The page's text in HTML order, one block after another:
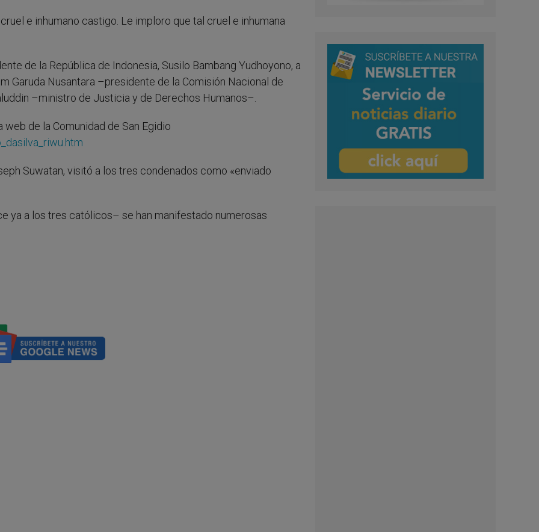
e inhumano castigo. Le imploro que tal cruel e inhumana
de la República de Indonesia, Susilo Bambang Yudhoyono, a
Garuda Nusantara –presidente de la Comisión Nacional de
–ministro de Justicia y de Derechos Humanos–.
de la Comunidad de San Egidio
Suwatan, visitó a los tres condenados como «enviado
ya a los tres católicos– se han manifestado numerosas